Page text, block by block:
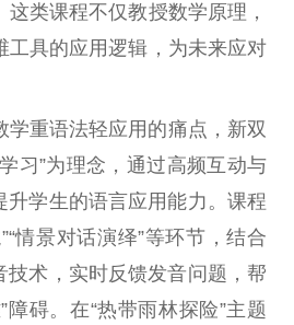
这类课程不仅教授数学原理，
工具的应用逻辑，为未来应对
学重语法轻应用的痛点，新双
习”为理念，通过高频互动与
升学生的语言应用能力。课程
情景对话演绎”等环节，结合
技术，实时反馈发音问题，帮
障碍。在“热带雨林探险”主题